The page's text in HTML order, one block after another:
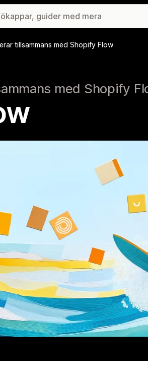
tillsammans med Shopify Flow
med Shopify